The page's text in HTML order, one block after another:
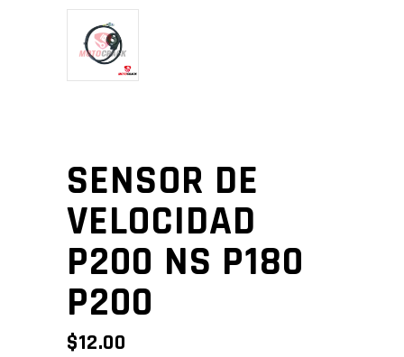
SENSOR DE
VELOCIDAD
P200 NS P180
P200
$12.00